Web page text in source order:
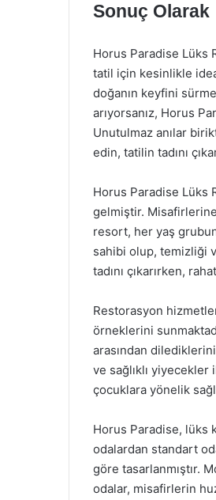
Sonuç Olarak
Horus Paradise Lüks
tatil için kesinlikle
doğanın keyfini
arıyorsanız, Horus
Unutulmaz anılar
edin, tatilin tadını
Horus Paradise Lüks
gelmiştir.
resort, her yaş
sahibi olup, temizliği
tadını çıkarırken,
Restorasyon
örneklerini
arasından
ve sağlıklı
çocuklara yönelik
Horus Paradise, lüks
odalardan standart
göre tasarlanmıştır.
odalar, misafirlerin